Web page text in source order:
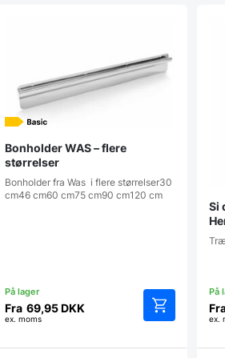
Bonholder WAS – flere
størrelser
Bonholder fra Was i flere størrelser30
cm46 cm60 cm75 cm90 cm120 cm
Fra 69,95DKK
ex. moms
Si
ex.